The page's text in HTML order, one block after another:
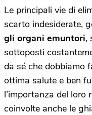
Le principali vie di
scarto indesiderate,
gli organi emuntori,
sottoposti
da sé che dobbiamo
ottima salute e ben
l’importanza del loro
coinvolte anche le